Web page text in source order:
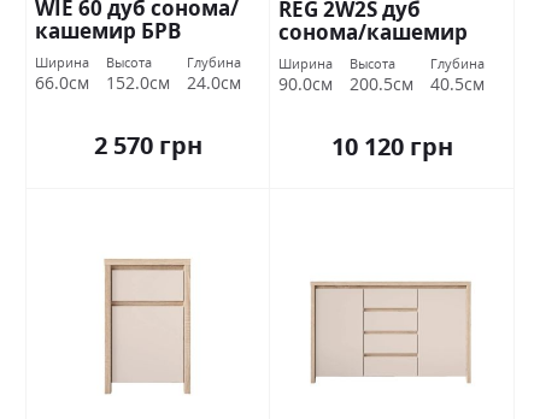
WIE 60 дуб сонома/
кашемир БРВ
Украина
Ширина
66.0см
Высота
152.0см
Глубина
24.0см
2 570 грн
REG 2W2S дуб
сонома/кашемир
БРВ Украина
Ширина
90.0см
Высота
200.5см
Глубина
40.5см
10 120 грн